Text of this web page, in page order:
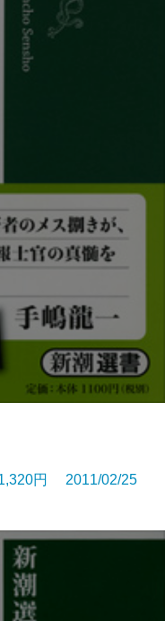
円 2011/02/25